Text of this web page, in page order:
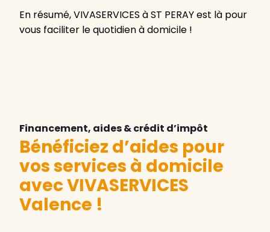
En résumé, VIVASERVICES à ST PERAY est là pour
vous faciliter le quotidien à domicile !
Financement, aides & crédit d’impôt
Bénéficiez d’aides pour
vos services à domicile
avec VIVASERVICES
Valence !